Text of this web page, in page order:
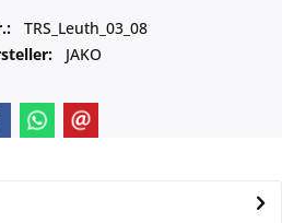
TRS_Leuth_03_08
JAKO